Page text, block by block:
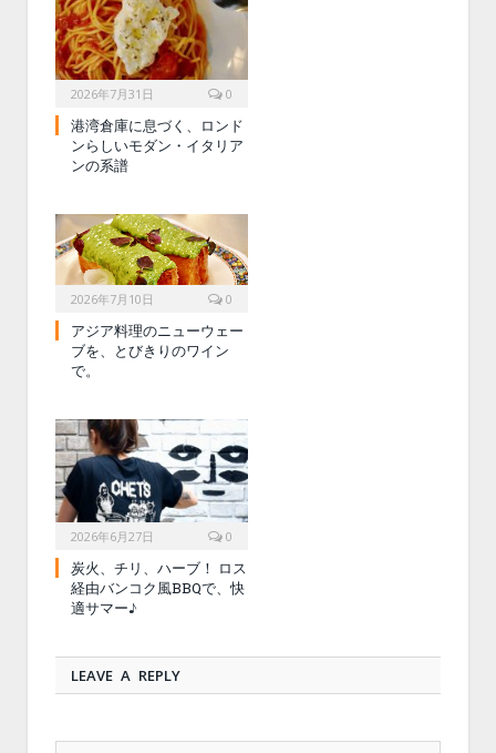
2026年7月31日 0
港湾倉庫に息づく、ロンド
ンらしいモダン・イタリア
ンの系譜
2026年7月10日 0
アジア料理のニューウェー
ブを、とびきりのワイン
で。
2026年6月27日 0
炭火、チリ、ハーブ！ ロス
経由バンコク風BBQで、快
適サマー♪
LEAVE A REPLY